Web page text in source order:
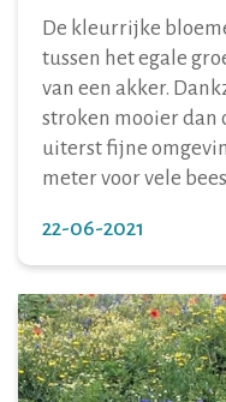
De kleurrijke
tussen het egale
van een akker.
stroken mooier dan
uiterst fijne
meter voor vele
22-06-2021